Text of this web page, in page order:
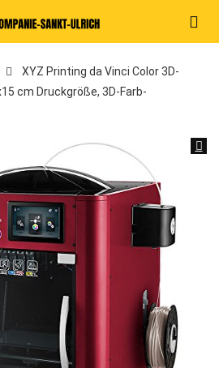
XYZ Printing da Vinci Color 3D-
cm Druckgröße, 3D-Farb-